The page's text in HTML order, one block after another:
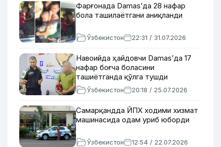
Фарғонада Damas’да 28 нафар
бола ташилаётгани аниқланди
Ўзбекистон 22:31 / 31.07.2026
Навоийда ҳайдовчи Damas’да 17
нафар боғча боласини
ташиётганда қўлга тушди
Ўзбекистон 20:18 / 25.07.2026
Самарқандда ЙПХ ходими хизмат
машинасида одам уриб юборди
Ўзбекистон 12:54 / 22.07.2026